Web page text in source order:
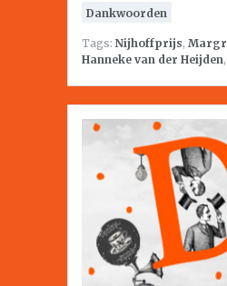
Dankwoorden
Tags: Nijhoffprijs,
Hanneke van der Heijden,